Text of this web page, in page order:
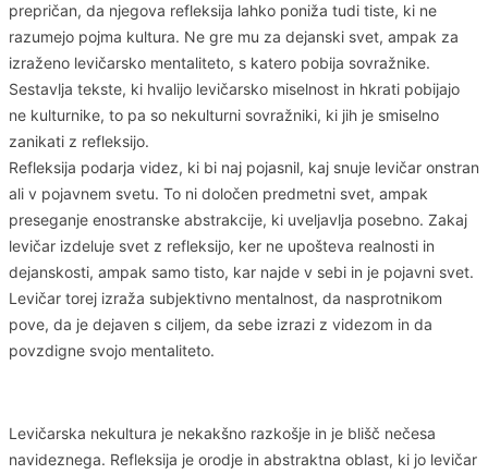
prepričan, da njegova refleksija lahko poniža tudi tiste, ki ne
razumejo pojma kultura. Ne gre mu za dejanski svet, ampak za
izraženo levičarsko mentaliteto, s katero pobija sovražnike.
Sestavlja tekste, ki hvalijo levičarsko miselnost in hkrati pobijajo
ne kulturnike, to pa so nekulturni sovražniki, ki jih je smiselno
zanikati z refleksijo.
Refleksija podarja videz, ki bi naj pojasnil, kaj snuje levičar onstran
ali v pojavnem svetu. To ni določen predmetni svet, ampak
preseganje enostranske abstrakcije, ki uveljavlja posebno. Zakaj
levičar izdeluje svet z refleksijo, ker ne upošteva realnosti in
dejanskosti, ampak samo tisto, kar najde v sebi in je pojavni svet.
Levičar torej izraža subjektivno mentalnost, da nasprotnikom
pove, da je dejaven s ciljem, da sebe izrazi z videzom in da
povzdigne svojo mentaliteto.
Levičarska nekultura je nekakšno razkošje in je blišč nečesa
navideznega. Refleksija je orodje in abstraktna oblast, ki jo levičar